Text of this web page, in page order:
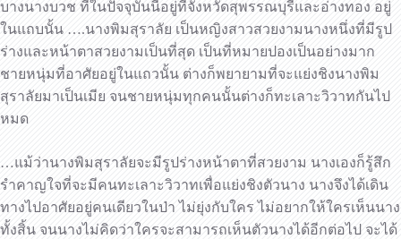
บางนางบวช ที่ในปัจจุบันนี้อยู่ที่จังหวัดสุพรรณบุรีและอ่างทอง อยู่
ในแถบนั้น ….นางพิมสุราลัย เป็นหญิงสาวสวยงามนางหนึ่งที่มีรูป
ร่างและหน้าตาสวยงามเป็นที่สุด เป็นที่หมายปองเป็นอย่างมาก
ชายหนุ่มที่อาศัยอยู่ในแถวนั้น ต่างก็พยายามที่จะแย่งชิงนางพิม
สุราลัยมาเป็นเมีย จนชายหนุ่มทุกคนนั้นต่างก็ทะเลาะวิวาทกันไป
หมด
…แม้ว่านางพิมสุราลัยจะมีรูปร่างหน้าตาที่สวยงาม นางเองก็รู้สึก
รำคาญใจที่จะมีคนทะเลาะวิวาทเพื่อแย่งชิงตัวนาง นางจึงได้เดิน
ทางไปอาศัยอยู่คนเดียวในป่า ไม่ยุ่งกับใคร ไม่อยากให้ใครเห็นนาง
ทั้งสิ้น จนนางไม่คิดว่าใครจะสามารถเห็นตัวนางได้อีกต่อไป จะได้